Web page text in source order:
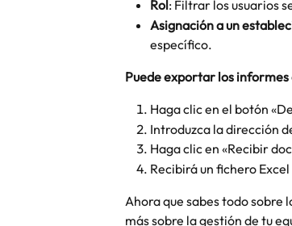
Rol: Filtrar los usuarios
Asignación a un
específico.
Puede exportar los informes
Haga clic en el botón
Introduzca la dirección
Haga clic en «Recibir
Recibirá un fichero
Ahora que sabes todo sobre
más sobre la gestión de tu